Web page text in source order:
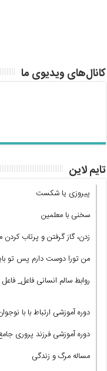
کانال‌های ویدیوی ما
تایم لاین
پیروزی یا شکست
سخنی با معلمین
زدن، گاز گرفتن و پرتاب کردن
من تورا دوست دارم پس تو
روابط سالم انسانی فاعل_
دوره آموزشی ارتباط با با
دوره آموزشی فرزند پروری جامع ۲ تا ۱۲
مساله مرگ و زندگی